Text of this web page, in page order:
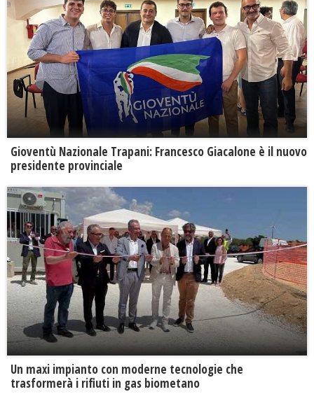
Gioventù Nazionale Trapani: Francesco Giacalone è il nuovo
presidente provinciale
Un maxi impianto con moderne tecnologie che
trasformerà i rifiuti in gas biometano